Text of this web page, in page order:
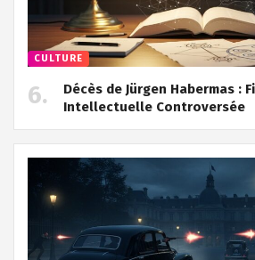
CULTURE
Décès de Jürgen Habermas :
Intellectuelle Controversée